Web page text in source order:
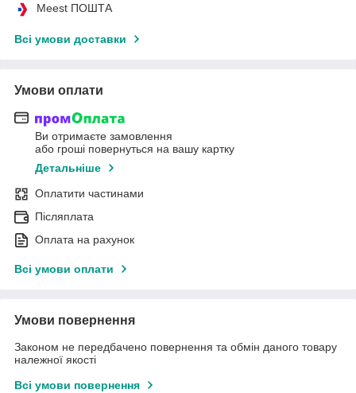
Meest ПОШТА
Всі умови доставки
Умови оплати
Ви отримаєте замовлення
або гроші повернуться на вашу картку
Детальніше
Оплатити частинами
Післяплата
Оплата на рахунок
Всі умови оплати
Умови повернення
Законом не передбачено повернення та обмін даного товару
належної якості
Всі умови повернення